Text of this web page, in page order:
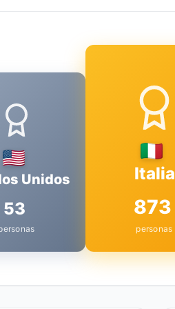
Unidos
53
Italia
873
personas